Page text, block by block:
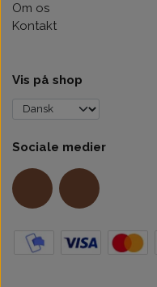
Om os
Kontakt
Vis på shop
Sociale medier